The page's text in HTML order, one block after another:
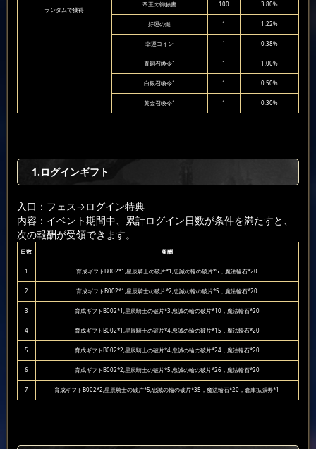
ランダムで獲得
帝王の御触書 100 3.80%
好運の鎚 1 1.22%
幸運コイン 1 0.38%
青銅召喚令1 1 1.00%
白銀召喚令1 1 0.50%
黄金召喚令1 1 0.30%
1.ログインギフト
入口：フェス→ログイン特典
内容：イベント期間中、累計ログイン日数が条件を満たすと、
次の報酬が受領できます。
日数 報酬
1 育成ギフトB002*1,星辰騎士の破片*1,忠誠の輪の破片*5，魔法輪石*20
2 育成ギフトB002*1,星辰騎士の破片*2,忠誠の輪の破片*5，魔法輪石*20
3 育成ギフトB002*1,星辰騎士の破片*3,忠誠の輪の破片*10，魔法輪石*20
4 育成ギフトB002*1,星辰騎士の破片*4,忠誠の輪の破片*15，魔法輪石*20
5 育成ギフトB002*2,星辰騎士の破片*4,忠誠の輪の破片*24，魔法輪石*20
6 育成ギフトB002*2,星辰騎士の破片*5,忠誠の輪の破片*26，魔法輪石*20
7 育成ギフトB002*2,星辰騎士の破片*5,忠誠の輪の破片*35，魔法輪石*20，倉庫拡張券*1